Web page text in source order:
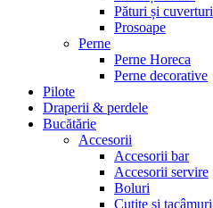
Pături și cuverturi
Prosoape
Perne
Perne Horeca
Perne decorative
Pilote
Draperii & perdele
Bucătărie
Accesorii
Accesorii bar
Accesorii servire
Boluri
Cuțite și tacâmuri